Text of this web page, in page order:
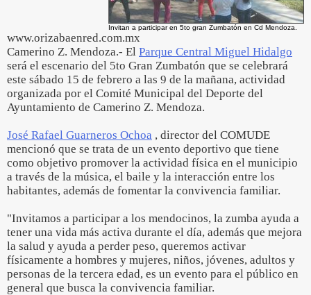
Invitan a participar en 5to gran Zumbatón en Cd Mendoza.
www.orizabaenred.com.mx
Camerino Z. Mendoza.- El Parque Central Miguel Hidalgo
será el escenario del 5to Gran Zumbatón que se celebrará
este sábado 15 de febrero a las 9 de la mañana, actividad
organizada por el Comité Municipal del Deporte del
Ayuntamiento de Camerino Z. Mendoza.
José Rafael Guarneros Ochoa , director del COMUDE
mencionó que se trata de un evento deportivo que tiene
como objetivo promover la actividad física en el municipio
a través de la música, el baile y la interacción entre los
habitantes, además de fomentar la convivencia familiar.
"Invitamos a participar a los mendocinos, la zumba ayuda a
tener una vida más activa durante el día, además que mejora
la salud y ayuda a perder peso, queremos activar
físicamente a hombres y mujeres, niños, jóvenes, adultos y
personas de la tercera edad, es un evento para el público en
general que busca la convivencia familiar.